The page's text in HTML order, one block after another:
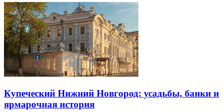
Купеческий Нижний Новгород: усадьбы, банки и
ярмарочная история